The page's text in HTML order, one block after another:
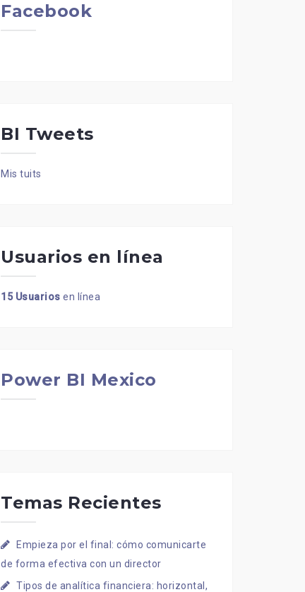
Facebook
BI Tweets
Mis tuits
Usuarios en línea
15 Usuarios en línea
Power BI Mexico
Temas Recientes
Empieza por el final: cómo comunicarte
de forma efectiva con un director
Tipos de analítica financiera: horizontal,